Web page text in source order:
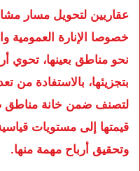
عقاريين لتحويل مسار
خصوصا الإنارة العمومية
نحو مناطق بعينها، تحوي
بتجزيئها، بالاستفادة من
لتصنف ضمن خانة مناطق
قيمتها إلى مستويات
وتحقيق أرباح مهمة منها.